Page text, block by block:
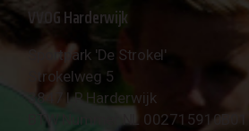
VVOG Harderwijk
Sportpark 'De Strokel'
Strokelweg 5
3847 LR Harderwijk
BTW Nummer NL 002715910B01